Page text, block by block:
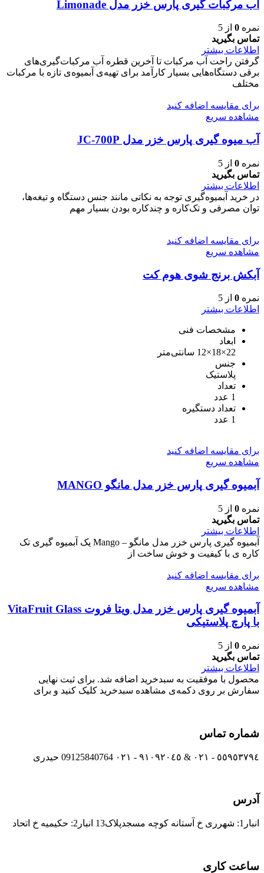
آب مرکبات گیری پارس خزر مدل Limonade
نمره 0 از 5
تماس بگیرید
اطلاعات بیشتر
گرفتن راحت آب مرکبات تا آخرین قطره آب مرکبات‌گیری‌های
برقی دستگاه‌هایی بسیار کارآمد برای تهیه‌ی آبمیوه‌ی تازه با مرکبات
مختلف
برای مقایسه اضافه کنید
مشاهده سریع
آب میوه گیری پارس خزر مدل JC-700P
نمره 0 از 5
تماس بگیرید
اطلاعات بیشتر
در خرید آبمیوه‌گیری توجه به نکاتی مانند جنس دستگاه و تیغه‌ها،
توان مصرفی و تک‌کاره و چندکاره بودن بسیار مهم
برای مقایسه اضافه کنید
مشاهده سریع
آبکش برنج شوی هوم کت
نمره 0 از 5
اطلاعات بیشتر
مشخصات فنی
ابعاد
22×18×12 سانتی‌متر
جنس
پلاستیک
تعداد
1 عدد
تعداد دستگیره
1 عدد
برای مقایسه اضافه کنید
مشاهده سریع
آبمیوه گیری پارس خزر مدل مانگو MANGO
نمره 0 از 5
تماس بگیرید
اطلاعات بیشتر
آبمیوه گیری پارس خزر مدل مانگو – Mango یک آبمیوه گیری تک
کاره ی با کیفیت و خوش ساخت از
برای مقایسه اضافه کنید
مشاهده سریع
آبمیوه گیری پارس خزر مدل ویتا فروت VitaFruit Glass
با پارچ پلاستیکی
نمره 0 از 5
تماس بگیرید
اطلاعات بیشتر
محصول با موفقیت به سبدخرید اضافه شد. برای ثبت نهایی
سفارش بر روی دکمه‌ی مشاهده سبدخرید کلیک کنید و برای
شماره تماس
٥٥٩٥٣٧٩٤ - ٠٢١ & ٩١٠٩٢٠٤٥ - ٠٢١ 09125840764 حیدری
آدرس
انبار1: شهرری خ آستانه کوچه مسجدپلاک13 انبار2: حکیمیه خ اتحاد
ساعت کاری